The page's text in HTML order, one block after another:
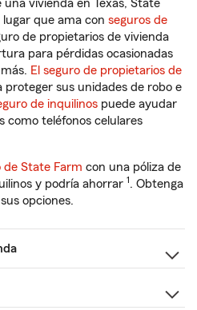
vivienda en Texas, State
que ama con seguros de
de propietarios de vivienda
para pérdidas ocasionadas
El seguro de propietarios de
proteger sus unidades de robo e
de inquilinos puede ayudar
como teléfonos celulares
de State Farm con una póliza de
y podría ahorrar 1. Obtenga
opciones.